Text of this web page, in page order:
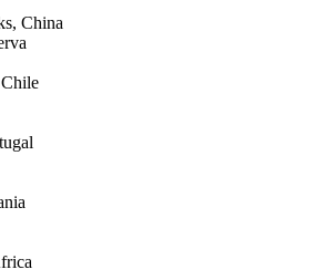
China